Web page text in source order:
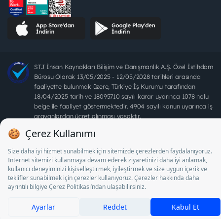
STJ İnsan Kaynakları Bilişim ve Danışmanlık A.Ş. Özel İstihdam
Bürosu Olarak 13/05/2025 - 12/05/2028 tarihleri arasında
faaliyette bulunmak üzere, Türkiye İş Kurumu tarafından
18/04/2025 tarih ve 18095710 sayılı karar uyarınca 1078 nolu
belge ile faaliyet göstermektedir. 4904 sayılı kanun uyarınca iş
arayanlardan ücret alınması yasaktır.